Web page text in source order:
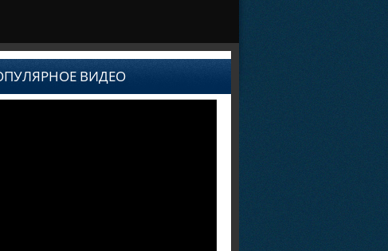
ВИДЕО